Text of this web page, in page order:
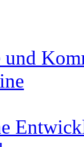
und